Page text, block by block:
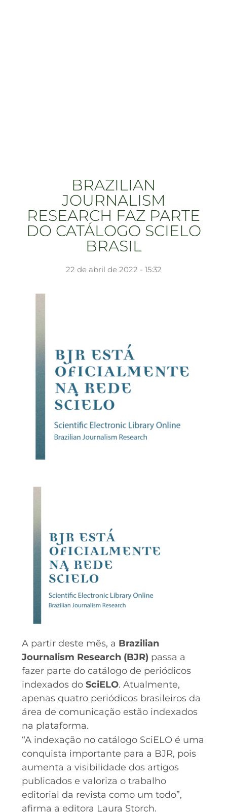
BRAZILIAN
JOURNALISM
RESEARCH FAZ PARTE
DO CATÁLOGO SCIELO
BRASIL
22 de abril de 2022 - 15:32
A partir deste mês, a Brazilian
Journalism Research (BJR) passa a
fazer parte do catálogo de periódicos
indexados do SciELO. Atualmente,
apenas quatro periódicos brasileiros da
área de comunicação estão indexados
na plataforma.
“A indexação no catálogo SciELO é uma
conquista importante para a BJR, pois
aumenta a visibilidade dos artigos
publicados e valoriza o trabalho
editorial da revista como um todo”,
afirma a editora Laura Storch.